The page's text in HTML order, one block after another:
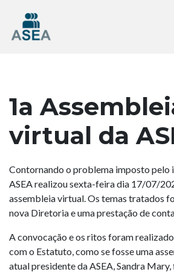
1a
virtual da
Contornando o problema imposto pelo
ASEA realizou sexta-feira dia 17/07/
assembleia virtual. Os temas tratados
nova Diretoria e uma prestação de
A convocação e os ritos foram
com o Estatuto, como se fosse uma
atual presidente da ASEA, Sandra Mary,